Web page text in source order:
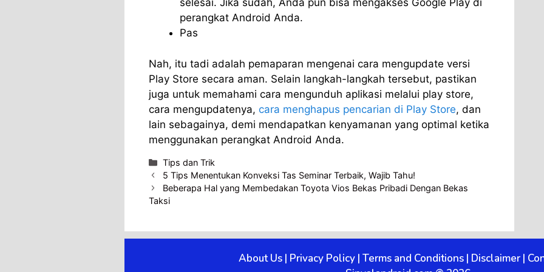
selesai. Jika sudah, Anda pun bisa mengakses Google Play di
perangkat Android Anda.
Pas
Nah, itu tadi adalah pemaparan mengenai cara mengupdate versi
Play Store secara aman. Selain langkah-langkah tersebut, pastikan
juga untuk memahami cara mengunduh aplikasi melalui play store,
cara mengupdatenya, cara menghapus pencarian di Play Store, dan
lain sebagainya, demi mendapatkan kenyamanan yang optimal ketika
menggunakan perangkat Android Anda.
Categories
Tips dan Trik
5 Tips Menentukan Konveksi Tas Seminar Terbaik, Wajib Tahu!
Beberapa Hal yang Membedakan Toyota Vios Bekas Pribadi Dengan Bekas
Taksi
About Us| Privacy Policy| Terms and Conditions| Disclaimer|